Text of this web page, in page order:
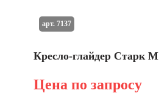
Кресло-глайдер Старк М
Цена по запросу
арт. 7137